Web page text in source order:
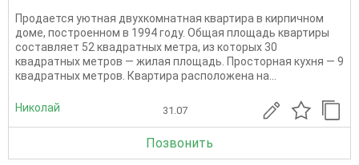
Продается уютная двухкомнатная квартира в кирпичном
доме, построенном в 1994 году. Общая площадь квартиры
составляет 52 квадратных метра, из которых 30
квадратных метров — жилая площадь. Просторная кухня — 9
квадратных метров. Квартира расположена на...
Николай 31.07
Позвонить